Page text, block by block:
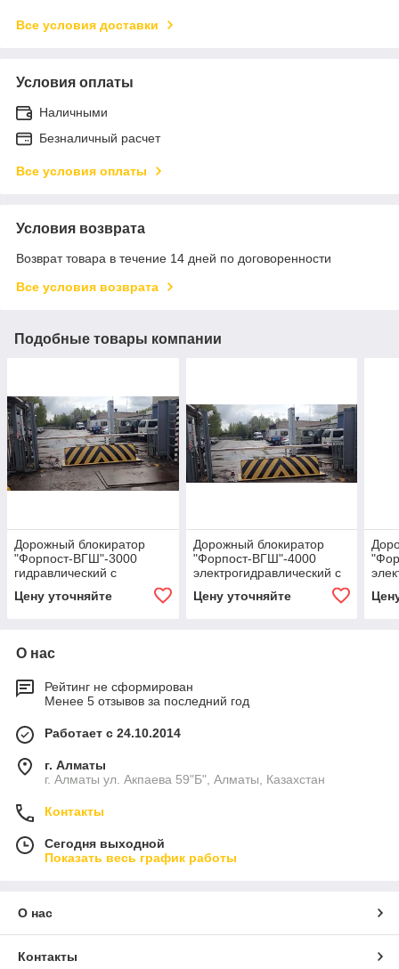
Все условия доставки
Условия оплаты
Наличными
Безналичный расчет
Все условия оплаты
Условия возврата
Возврат товара в течение 14 дней по договоренности
Все условия возврата
Подобные товары компании
Дорожный блокиратор
"Форпост-ВГШ"-3000
гидравлический с
толщина "боевой" крышки
Цену уточняйте
Дорожный блокиратор
"Форпост-ВГШ"-4000
электрогидравлический с
толщина "боевой"
Цену уточняйте
О нас
Рейтинг не сформирован
Менее 5 отзывов за последний год
Работает с 24.10.2014
г. Алматы
г. Алматы ул. Акпаева 59"Б", Алматы, Казахстан
Контакты
Сегодня выходной
Показать весь график работы
О нас
Контакты